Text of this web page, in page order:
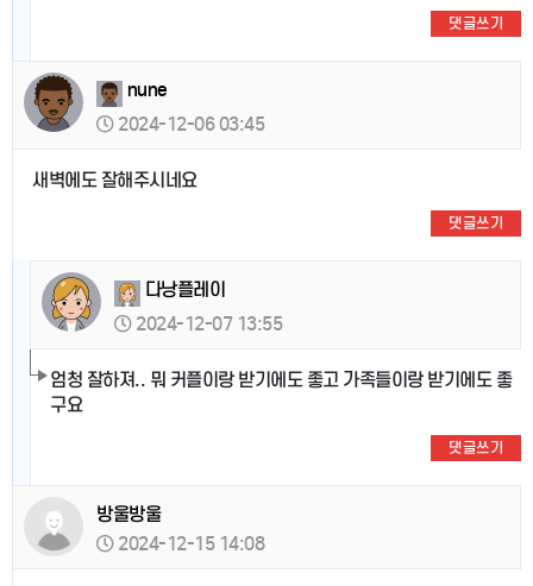
댓글쓰기
nune
2024-12-06 03:45
새벽에도 잘해주시네요
댓글쓰기
다낭플레이
2024-12-07 13:55
엄청 잘하져.. 뭐 커플이랑 받기에도 좋고 가족들이랑 받기에도 좋
구요
댓글쓰기
방울방울
2024-12-15 14:08